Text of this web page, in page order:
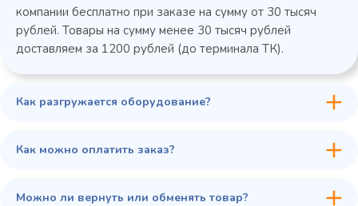
45 900 ₽
компании бесплатно при заказе на сумму от 30 тысяч
рублей. Товары на сумму менее 30 тысяч рублей
доставляем за 1200 рублей (до терминала ТК).
Как разгружается оборудование?
Как можно оплатить заказ?
Можно ли вернуть или обменять товар?